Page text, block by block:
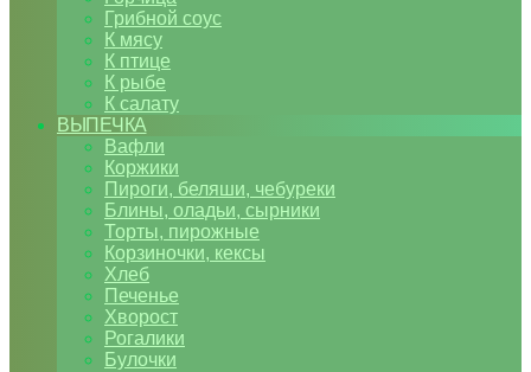
Грибной соус
К мясу
К птице
К рыбе
К салату
ВЫПЕЧКА
Вафли
Коржики
Пироги, беляши, чебуреки
Блины, оладьи, сырники
Торты, пирожные
Корзиночки, кексы
Хлеб
Печенье
Хворост
Рогалики
Булочки